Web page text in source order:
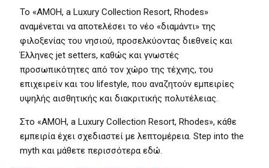
Το «AMOH, a Luxury Collection Resort, Rhodes»
αναμένεται να αποτελέσει το νέο «διαμάντι» της
φιλοξενίας του νησιού, προσελκύοντας διεθνείς και
Έλληνες jet setters, καθώς και γνωστές
προσωπικότητες από τον χώρο της τέχνης, του
επιχειρείν και του lifestyle, που αναζητούν εμπειρίες
υψηλής αισθητικής και διακριτικής πολυτέλειας.
Στο «AMOH, a Luxury Collection Resort, Rhodes», κάθε
εμπειρία έχει σχεδιαστεί με λεπτομέρεια. Step into the
myth και μάθετε περισσότερα εδώ.